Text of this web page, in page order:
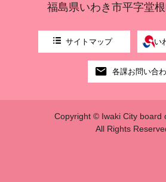
福島県いわき市平字堂
サイトマップ い
各課お問い合
Copyright © Iwaki City board
All Rights